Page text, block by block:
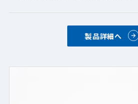
(ご要求に応じてその他サイズも対応)
・標準線色：10色
・標準・カスタム表面プリント対応
製品詳細へ